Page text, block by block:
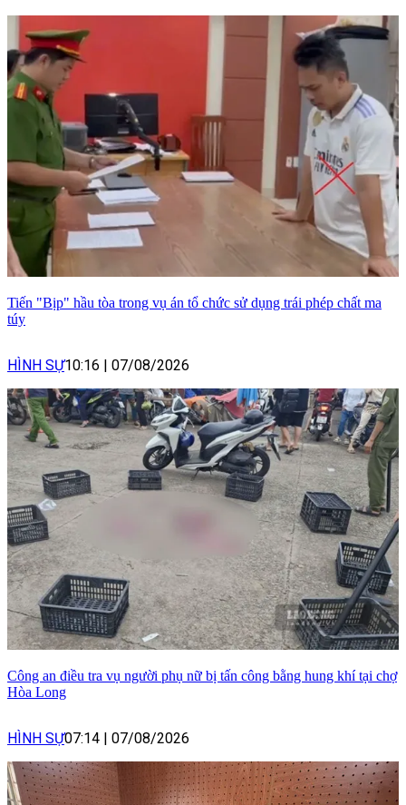
Tiến "Bịp" hầu tòa trong vụ án tổ chức sử dụng trái phép chất ma
túy
HÌNH SỰ10:16 | 07/08/2026
Công an điều tra vụ người phụ nữ bị tấn công bằng hung khí tại chợ
Hòa Long
HÌNH SỰ07:14 | 07/08/2026